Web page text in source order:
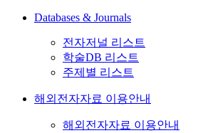
Databases & Journals
전자저널 리스트
학술DB 리스트
주제별 리스트
해외전자자료 이용안내
해외전자자료 이용안내